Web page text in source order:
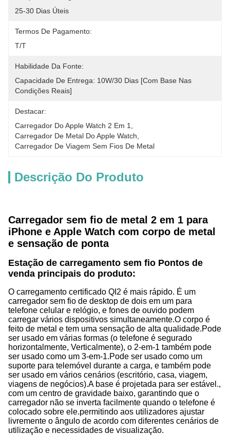
25-30 Dias Úteis
Termos De Pagamento:
T/T
Habilidade Da Fonte:
Capacidade De Entrega: 10W/30 Dias [com Base Nas
Condições Reais]
Destacar:
Carregador Do Apple Watch 2 Em 1
Carregador De Metal Do Apple Watch
Carregador De Viagem Sem Fios De Metal
Descrição Do Produto
Carregador sem fio de metal 2 em 1 para
iPhone e Apple Watch com corpo de metal
e sensação de ponta
Estação de carregamento sem fio Pontos de
venda principais do produto:
O carregamento certificado QI2 é mais rápido. É um
carregador sem fio de desktop de dois em um para
telefone celular e relógio, e fones de ouvido podem
carregar vários dispositivos simultaneamente.O corpo é
feito de metal e tem uma sensação de alta qualidade.Pode
ser usado em várias formas (o telefone é segurado
horizontalmente, Verticalmente), o 2-em-1 também pode
ser usado como um 3-em-1.Pode ser usado como um
suporte para telemóvel durante a carga, e também pode
ser usado em vários cenários (escritório, casa, viagem,
viagens de negócios).A base é projetada para ser estável.,
com um centro de gravidade baixo, garantindo que o
carregador não se inverta facilmente quando o telefone é
colocado sobre ele.permitindo aos utilizadores ajustar
livremente o ângulo de acordo com diferentes cenários de
utilização e necessidades de visualização.